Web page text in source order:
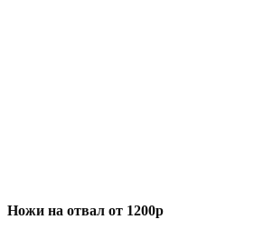
Ножи на отвал от 1200р